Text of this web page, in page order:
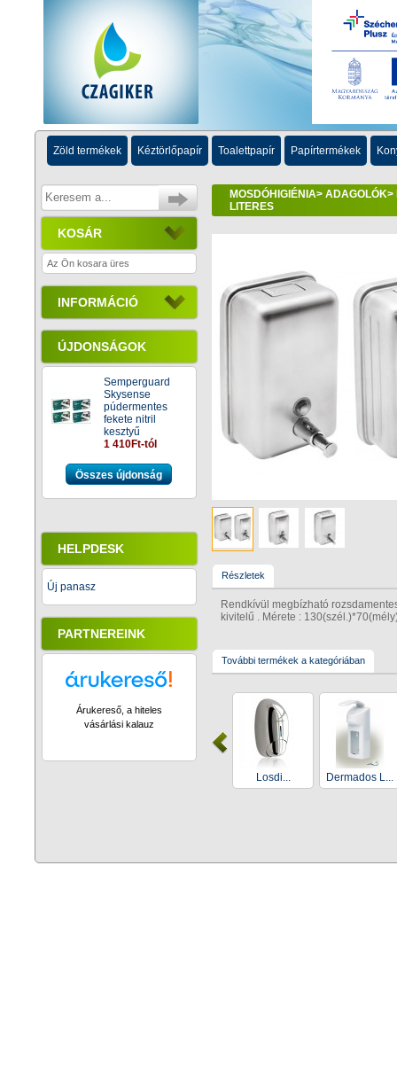
Zöld termékek Kéztörlőpapír Toalettpapír Papírtermékek
KOSÁR
Az Ön kosara üres
INFORMÁCIÓ
ÚJDONSÁGOK
Semperguard
Skysense
púdermentes
fekete nitril
kesztyű
1 410Ft-tól
Összes újdonság
HELPDESK
Új panasz
PARTNEREINK
Árukereső, a hiteles
vásárlási kalauz
MOSDÓHIGIÉNIA> ADAGOLÓK>
LITERES
Részletek
Rendkívül megbízható
kivitelű . Mérete :
További termékek a kategóriában
Losdi... Dermados L...